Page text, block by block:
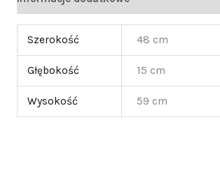
Szerokość 48 cm
Głębokość 15 cm
Wysokość 59 cm